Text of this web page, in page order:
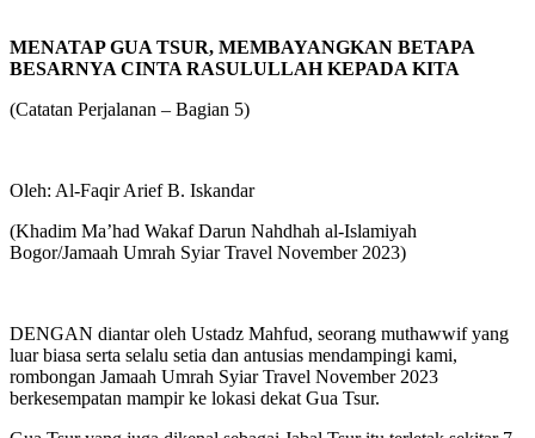
MENATAP GUA TSUR, MEMBAYANGKAN BETAPA
BESARNYA CINTA RASULULLAH KEPADA KITA
(Catatan Perjalanan – Bagian 5)
Oleh: Al-Faqir Arief B. Iskandar
(Khadim Ma’had Wakaf Darun Nahdhah al-Islamiyah
Bogor/Jamaah Umrah Syiar Travel November 2023)
DENGAN diantar oleh Ustadz Mahfud, seorang muthawwif yang
luar biasa serta selalu setia dan antusias mendampingi kami,
rombongan Jamaah Umrah Syiar Travel November 2023
berkesempatan mampir ke lokasi dekat Gua Tsur.